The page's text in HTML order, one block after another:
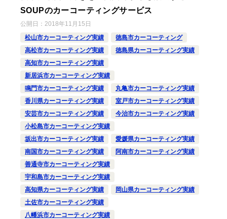
SOUPのカーコーティングサービス
公開日： 2018年11月15日
松山市カーコーティング実績
徳島市カーコーティング
高松市カーコーティング実績
徳島県カーコーティング実績
高知市カーコーティング実績
新居浜市カーコーティング実績
鳴門市カーコーティング実績
丸亀市カーコーティング実績
香川県カーコーティング実績
室戸市カーコーティング実績
安芸市カーコーティング実績
今治市カーコーティング実績
小松島市カーコーティング実績
坂出市カーコーティング実績
愛媛県カーコーティング実績
南国市カーコーティング実績
阿南市カーコーティング実績
善通寺市カーコーティング実績
宇和島市カーコーティング実績
高知県カーコーティング実績
岡山県カーコーティング実績
土佐市カーコーティング実績
八幡浜市カーコーティング実績